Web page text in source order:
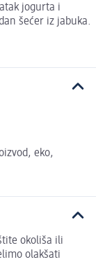
jogurta i
šećer iz jabuka.
eko,
okoliša ili
olakšati